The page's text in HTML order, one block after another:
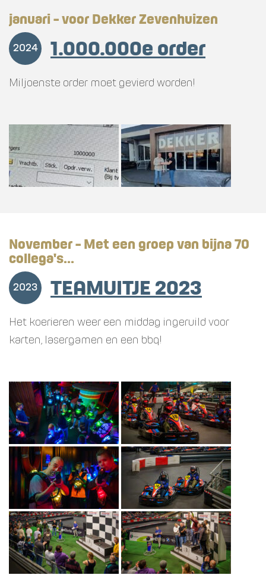
januari - voor Dekker Zevenhuizen
2024 1.000.000e order
Miljoenste order moet gevierd worden!
November - Met een groep van bijna 70
collega's...
2023 TEAMUITJE 2023
Het koerieren weer een middag ingeruild voor
karten, lasergamen en een bbq!